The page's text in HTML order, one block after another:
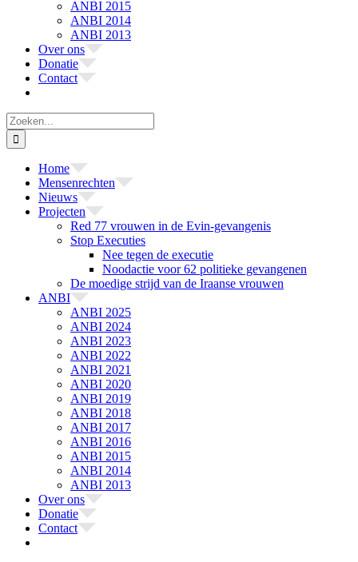
ANBI 2015
ANBI 2014
ANBI 2013
Over ons
Donatie
Contact
Zoeken
naar:
Home
Mensenrechten
Nieuws
Projecten
Red 77 vrouwen in de Evin-gevangenis
Stop Executies
Nee tegen de executie
Noodactie voor 62 politieke gevangenen
De moedige strijd van de Iraanse vrouwen
ANBI
ANBI 2025
ANBI 2024
ANBI 2023
ANBI 2022
ANBI 2021
ANBI 2020
ANBI 2019
ANBI 2018
ANBI 2017
ANBI 2016
ANBI 2015
ANBI 2014
ANBI 2013
Over ons
Donatie
Contact